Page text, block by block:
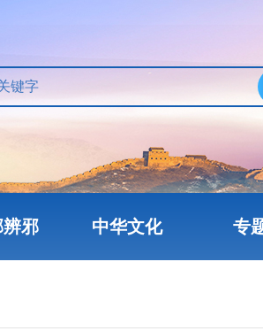
邪 中华文化 专